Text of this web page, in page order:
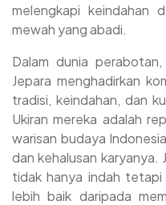
melengkapi keindahan
mewah yang abadi.
Dalam dunia
Jepara menghadirkan
tradisi, keindahan, dan
Ukiran mereka adalah
warisan budaya
dan kehalusan karyanya.
tidak hanya indah
lebih baik daripada